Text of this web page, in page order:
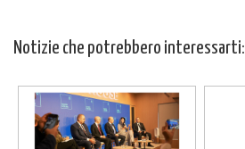
Notizie che potrebbero interessarti: